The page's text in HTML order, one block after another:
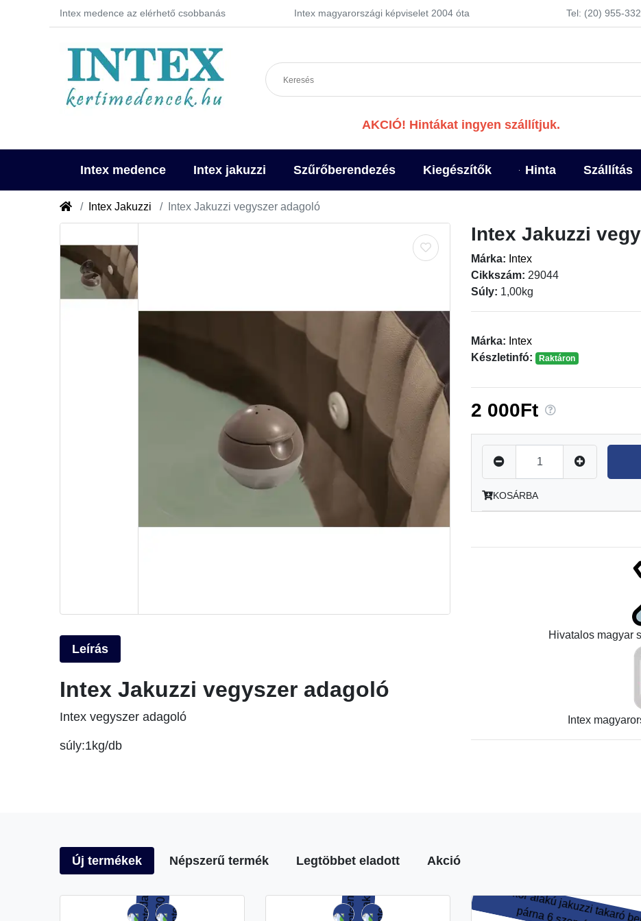
Intex medence az elérhető csobbanás Intex magyarországi képviselet 2004 óta Tel: (20) 955-
AKCIÓ! Hintákat ingyen szállítjuk.
Intex medence Intex jakuzzi Szűrőberendezés Kiegészítők Hinta Szállítás
Intex Jakuzzi Intex Jakuzzi vegyszer adagoló
Leírás
Intex Jakuzzi vegyszer adagoló
Intex vegyszer adagoló
súly:1kg/db
Intex Jakuzzi
Márka: Intex
Cikkszám: 29044
Súly: 1,00kg
Márka: Intex
Készletinfó:
Raktáron
2 000Ft
KOSÁRBA
Hivatalos magyar
Intex
Új termékek Népszerű termék Legtöbbet eladott Akció